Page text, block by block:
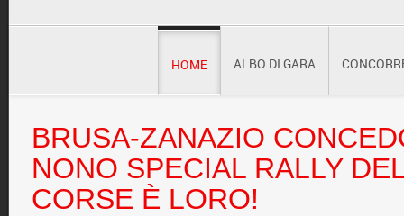
HOME ALBO DI GARA
BRUSA-ZANAZIO
NONO SPECIAL RALLY
CORSE È LORO!